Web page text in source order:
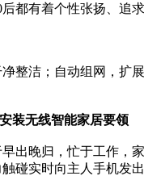
都有着个性张扬、
整洁；自动组网，
安装无线智能家居要领
出晚归，忙于工作
碰实时向主人手机发